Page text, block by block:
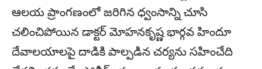
ఆలయ ప్రాంగణంలో జరిగిన ధ్వంసాన్ని చూసి
చలించిపోయిన డాక్టర్ మోహనకృష్ణ భార్గవ హిందూ
దేవాలయాలపై దాడికి పాల్పడిన చర్యను సహించేది